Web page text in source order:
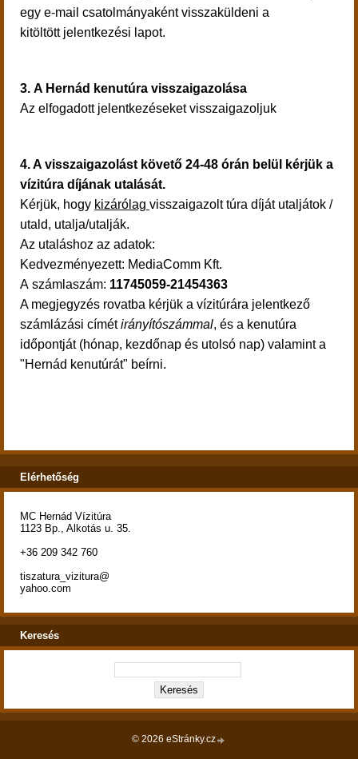
egy e-mail csatolmányaként visszaküldeni a
kitöltött jelentkezési lapot.
3. A Hernád kenutúra visszaigazolása
Az elfogadott jelentkezéseket visszaigazoljuk
4. A visszaigazolást követő 24-48 órán belül kérjük a
vízitúra díjának utalását.
Kérjük, hogy kizárólag visszaigazolt túra díját utaljátok /
utald, utalja/utalják.
Az utaláshoz az adatok:
Kedvezményezett: MediaComm Kft.
A számlaszám: 11745059-21454363
A megjegyzés rovatba kérjük a vízitúrára jelentkező
számlázási címétirányítószámmal, és a kenutúra
időpontját (hónap, kezdőnap és utolsó nap) valamint a
"Hernád kenutúrát" beírni.
Elérhetőség
MC Hernád Vízitúra
1123 Bp., Alkotás u. 35.
+36 209 342 760
tiszatura_vizitura@
yahoo.com
Keresés
© 2026 eStránky.cz